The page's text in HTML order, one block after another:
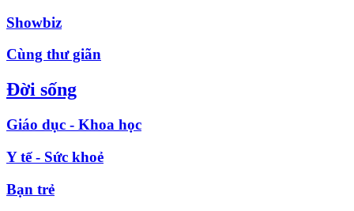
Showbiz
Cùng thư giãn
Đời sống
Giáo dục - Khoa học
Y tế - Sức khoẻ
Bạn trẻ